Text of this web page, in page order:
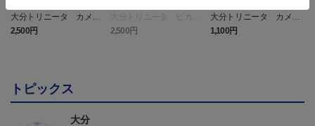
大分トリニータ カメッ
クス タオルマフラー
2,500円
大分トリニータ ピカチ
ュウ タオルマフラー
2,500円
大分トリニータ カメッ
クス キーホルダー
1,100円
トピックス
大分